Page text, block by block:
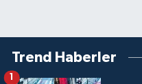
Trend Haberler
1